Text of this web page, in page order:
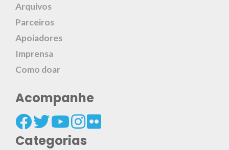
Arquivos
Parceiros
Apoiadores
Imprensa
Como doar
Acompanhe
Categorias